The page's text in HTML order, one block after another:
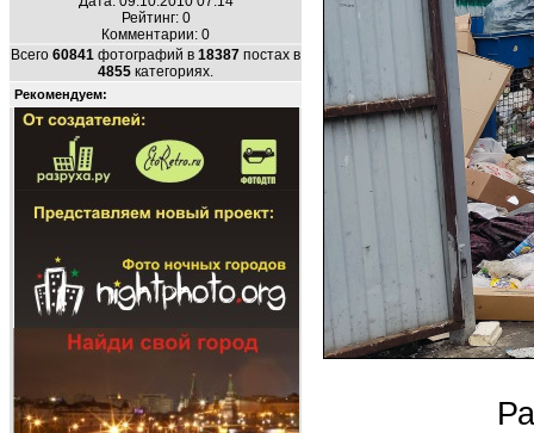
Рейтинг: 0
Комментарии: 0
Всего 60841 фотографий в 18387 постах в
4855 категориях.
Рекомендуем: